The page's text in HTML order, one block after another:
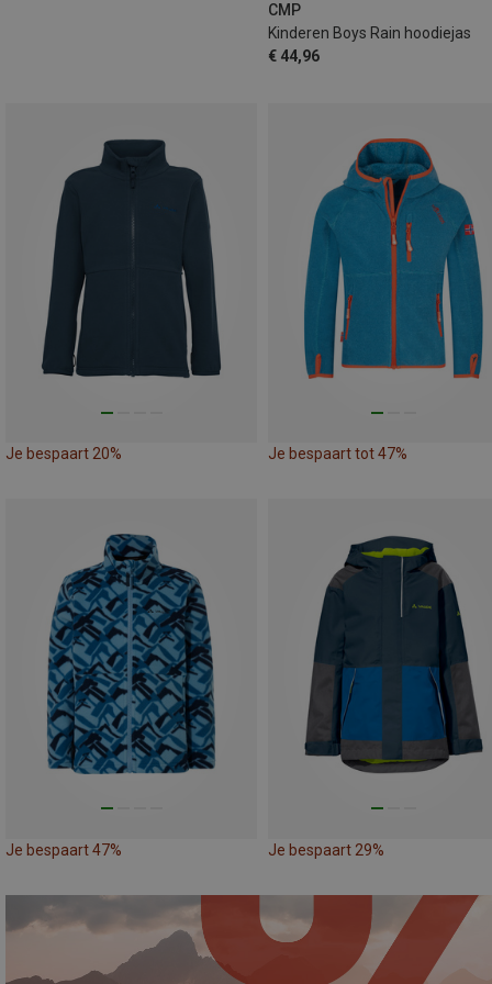
CMP
Kinderen Boys Rain hoodiejas
€ 44,96
Je bespaart 20% Je bespaart tot 47%
Je bespaart 47% Je bespaart 29%